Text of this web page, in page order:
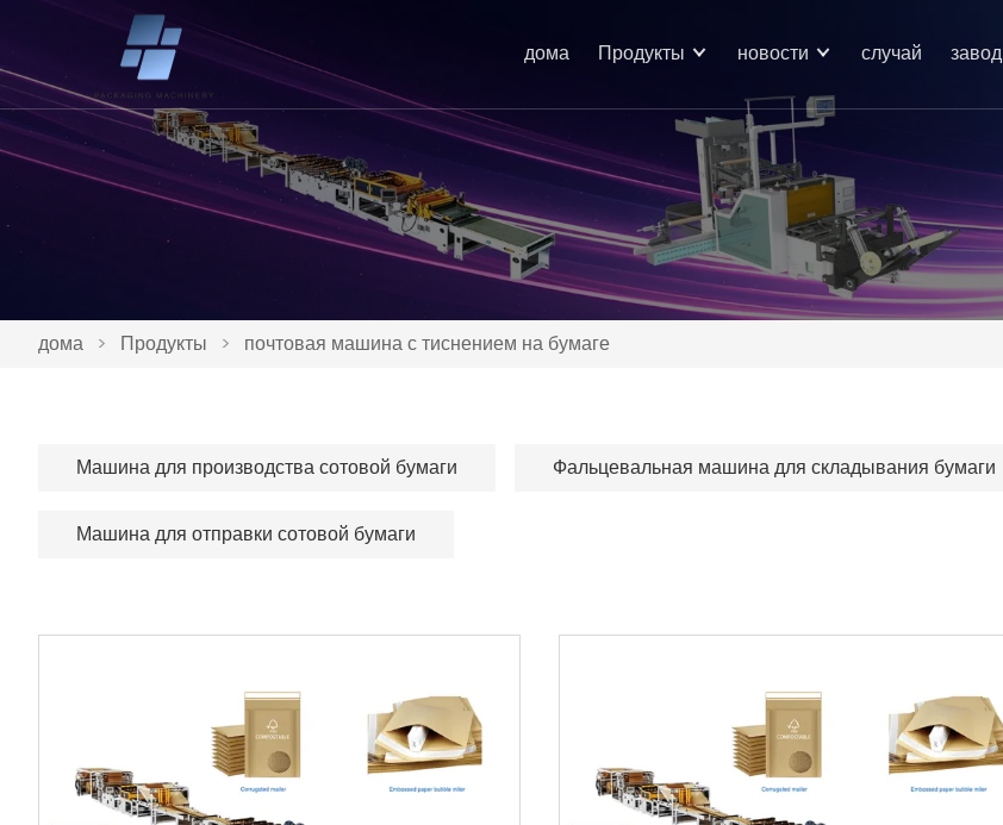
дома Продукты новости случай завод
дома > Продукты > почтовая машина с тиснением на бумаге
Машина для производства сотовой бумаги Фальцевальная машина для складывания бумаги
Машина для отправки сотовой бумаги